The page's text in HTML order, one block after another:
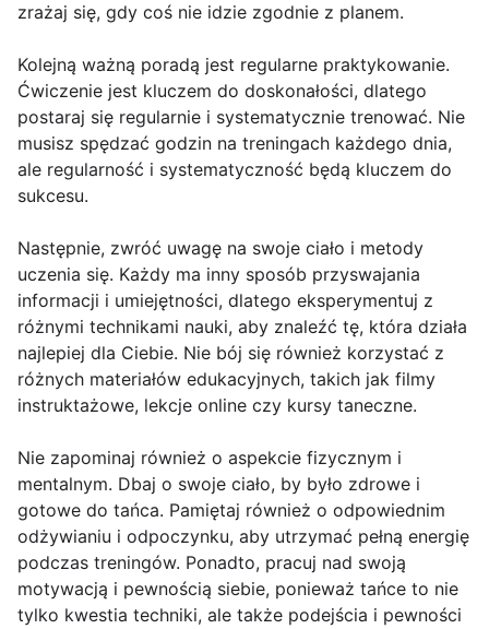
zrażaj się, gdy coś nie idzie zgodnie z planem.
Kolejną ważną poradą jest regularne praktykowanie.
Ćwiczenie jest kluczem do doskonałości, dlatego
postaraj się regularnie i systematycznie trenować. Nie
musisz spędzać godzin na treningach każdego dnia,
ale regularność i systematyczność będą kluczem do
sukcesu.
Następnie, zwróć uwagę na swoje ciało i metody
uczenia się. Każdy ma inny sposób przyswajania
informacji i umiejętności, dlatego eksperymentuj z
różnymi technikami nauki, aby znaleźć tę, która działa
najlepiej dla Ciebie. Nie bój się również korzystać z
różnych materiałów edukacyjnych, takich jak filmy
instruktażowe, lekcje online czy kursy taneczne.
Nie zapominaj również o aspekcie fizycznym i
mentalnym. Dbaj o swoje ciało, by było zdrowe i
gotowe do tańca. Pamiętaj również o odpowiednim
odżywianiu i odpoczynku, aby utrzymać pełną energię
podczas treningów. Ponadto, pracuj nad swoją
motywacją i pewnością siebie, ponieważ tańce to nie
tylko kwestia techniki, ale także podejścia i pewności